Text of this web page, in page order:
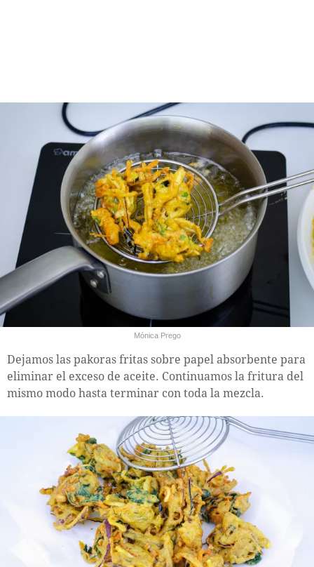
Mónica Prego
Dejamos las pakoras fritas sobre papel absorbente para
eliminar el exceso de aceite. Continuamos la fritura del
mismo modo hasta terminar con toda la mezcla.